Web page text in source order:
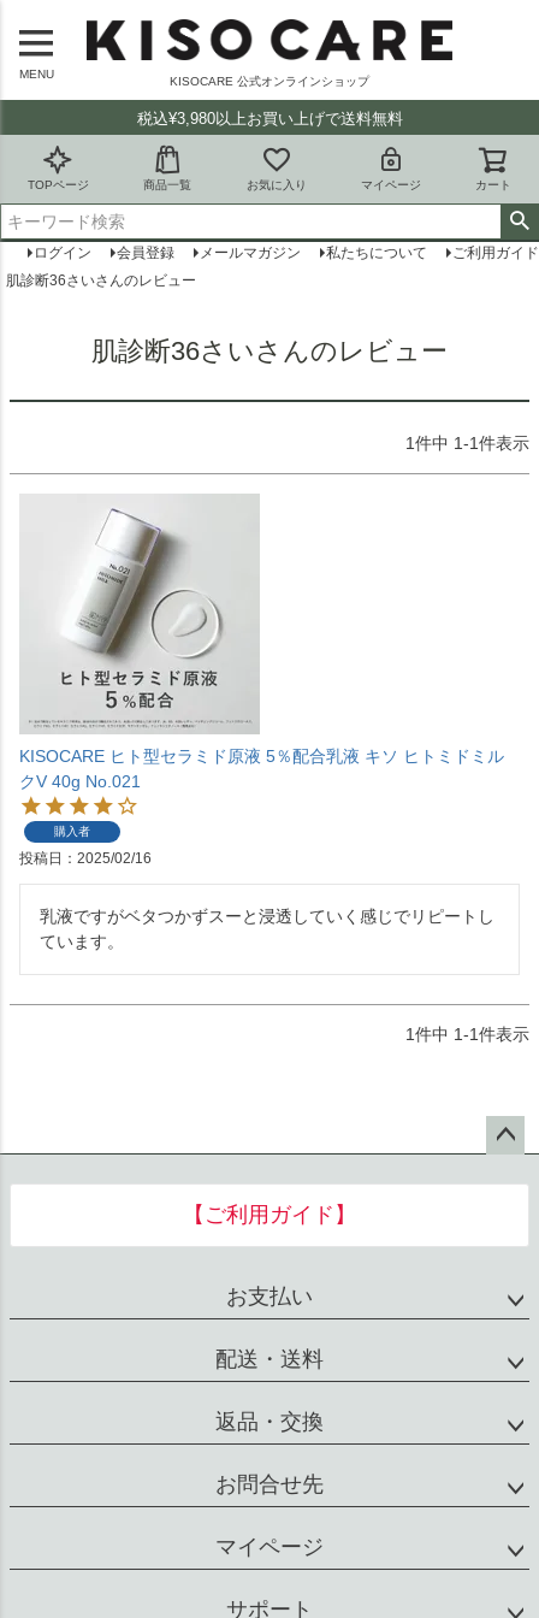
MENU
KISOCARE 公式オンラインショップ
税込¥3,980以上お買い上げで送料無料
TOPページ 商品一覧 お気に入り マイページ カート
ログイン 会員登録 メールマガジン 私たちについて
ご利用ガイド
肌診断36さいさんのレビュー
肌診断36さいさんのレビュー
1件中 1-1件表示
KISOCARE ヒト型セラミド原液 5％配合乳液 キソ ヒトミドミル
クV 40g No.021
購入者
投稿日 2025/02/16
乳液ですがベタつかずスーと浸透していく感じでリピートし
ています。
1件中 1-1件表示
へ
【ご利用ガイド】
お支払い
配送・送料
返品・交換
お問合せ先
マイページ
サポート